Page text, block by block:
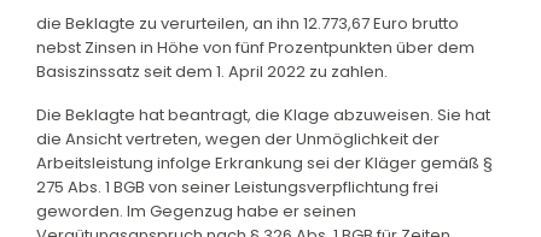
die Beklagte zu verurteilen, an ihn 12.773,67 Euro brutto
nebst Zinsen in Höhe von fünf Prozentpunkten über dem
Basiszinssatz seit dem 1. April 2022 zu zahlen.
Die Beklagte hat beantragt, die Klage abzuweisen. Sie hat
die Ansicht vertreten, wegen der Unmöglichkeit der
Arbeitsleistung infolge Erkrankung sei der Kläger gemäß §
275 Abs. 1 BGB von seiner Leistungsverpflichtung frei
geworden. Im Gegenzug habe er seinen